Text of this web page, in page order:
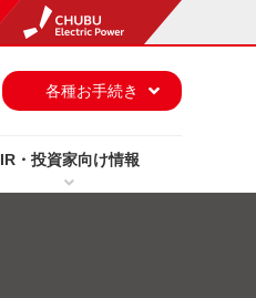
IR・投資家向け情報
各種お手続き